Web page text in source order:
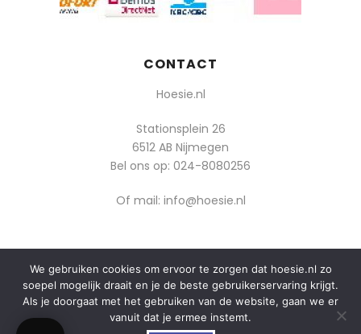
CONTACT
Hoesie.nl
Stationsplein 26
6512 AB Nijmegen
Bel ons op: 024-8080256
Of mail: info@hoesie.nl
© 2014-2025 Boozt - Hoesie.nl. All rights reserved.
algemene voorwaarden
privacy
We gebruiken cookies om ervoor te zorgen dat hoesie.nl zo
soepel mogelijk draait en je de beste gebruikerservaring krijgt.
Als je doorgaat met het gebruiken van de website, gaan we er
vanuit dat je ermee instemt.